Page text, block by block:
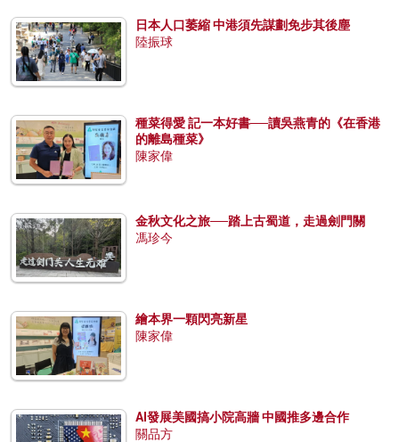
日本人口萎縮 中港須先謀劃免步其後塵
陸振球
種菜得愛 記一本好書──讀吳燕青的《在香港
的離島種菜》
陳家偉
金秋文化之旅──踏上古蜀道，走過劍門關
馮珍今
繪本界一顆閃亮新星
陳家偉
AI發展美國搞小院高牆 中國推多邊合作
關品方